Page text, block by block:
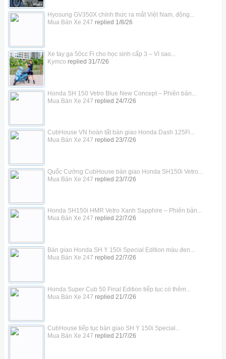
Hyosung GV350X chính thức ra mắt Việt Nam, động...
Mua Bán Xe 247 replied 1/8/26
Xe tay ga 50cc Fi cho học sinh cấp 3 – Vì sao...
Kymco replied 31/7/26
Honda SH 150 Vetro Blue New Concept – Phiên bản...
Mua Bán Xe 247 replied 24/7/26
CubHouse VN hoàn tất bàn giao Honda Dash 125Fi...
Mua Bán Xe 247 replied 23/7/26
Quốc Cường CubHouse bàn giao Honda SH150i Vetro...
Mua Bán Xe 247 replied 23/7/26
Honda SH150i HMR Vetro Xanh Sapphire – Phiên bản...
Mua Bán Xe 247 replied 22/7/26
Bàn giao Honda SH Ý 150i Special Edition màu đen...
Mua Bán Xe 247 replied 22/7/26
Honda Super Cub 50 Final Edition tiếp tục có thêm...
Mua Bán Xe 247 replied 21/7/26
CubHouse tiếp tục bàn giao SH Ý 150i Special...
Mua Bán Xe 247 replied 21/7/26